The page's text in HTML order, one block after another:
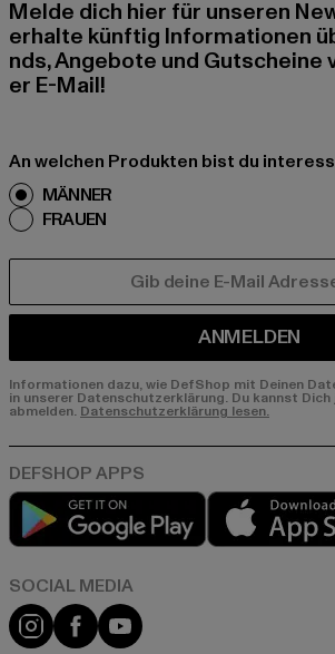
Melde dich hier für unseren
erhalte künftig Informationen
nds, Angebote und Gutscheine
er E-Mail!
An welchen Produkten bist du
MÄNNER
FRAUEN
ANMELDEN
Informationen dazu, wie DefShop mit Deinen
in unserer Datenschutzerklärung. Du kannst
abmelden. Datenschutzerklärung lesen.
Play market
Instagram
FacebookYouTube